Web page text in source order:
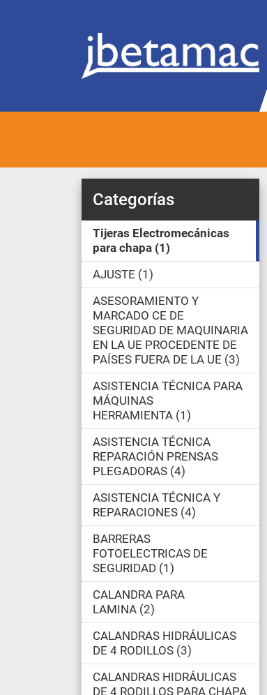
Categorías
Tijeras Electromecánicas
para chapa 1
AJUSTE 1
ASESORAMIENTO Y
MARCADO CE DE
SEGURIDAD DE MAQUINARIA
EN LA UE PROCEDENTE DE
PAÍSES FUERA DE LA UE 3
ASISTENCIA TÉCNICA PARA
MÁQUINAS
HERRAMIENTA 1
ASISTENCIA TÉCNICA
REPARACIÓN PRENSAS
PLEGADORAS 4
ASISTENCIA TÉCNICA Y
REPARACIONES 4
BARRERAS
FOTOELECTRICAS DE
SEGURIDAD 1
CALANDRA PARA
LAMINA 2
CALANDRAS HIDRÁULICAS
DE 4 RODILLOS 3
CALANDRAS HIDRÁULICAS
DE 4 RODILLOS PARA CHAPA